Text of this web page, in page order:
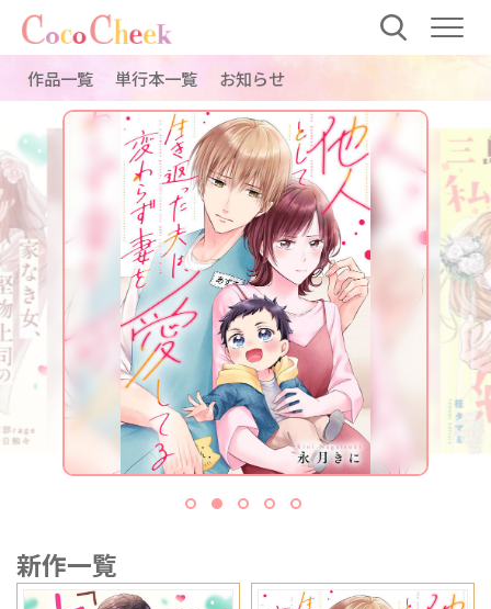
作品一覧 単行本一覧 お知らせ
新作一覧